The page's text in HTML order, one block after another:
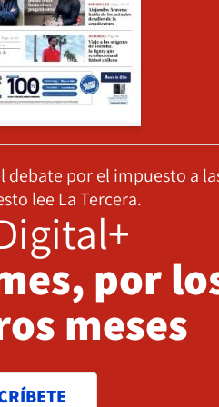
por el impuesto a
lee La Tercera.
por
meses